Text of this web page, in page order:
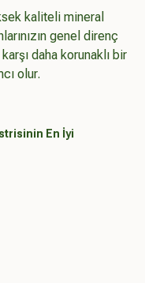
kaliteli mineral
genel direnç
daha korunaklı bir
olur.
En İyi